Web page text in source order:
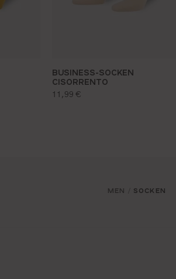
BUSINESS-SOCKEN
CISORRENTO
regulärer preis:
11,99 €
MEN SOCKEN